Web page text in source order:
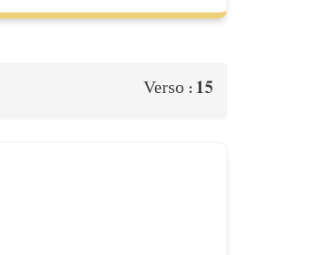
Verso : 15